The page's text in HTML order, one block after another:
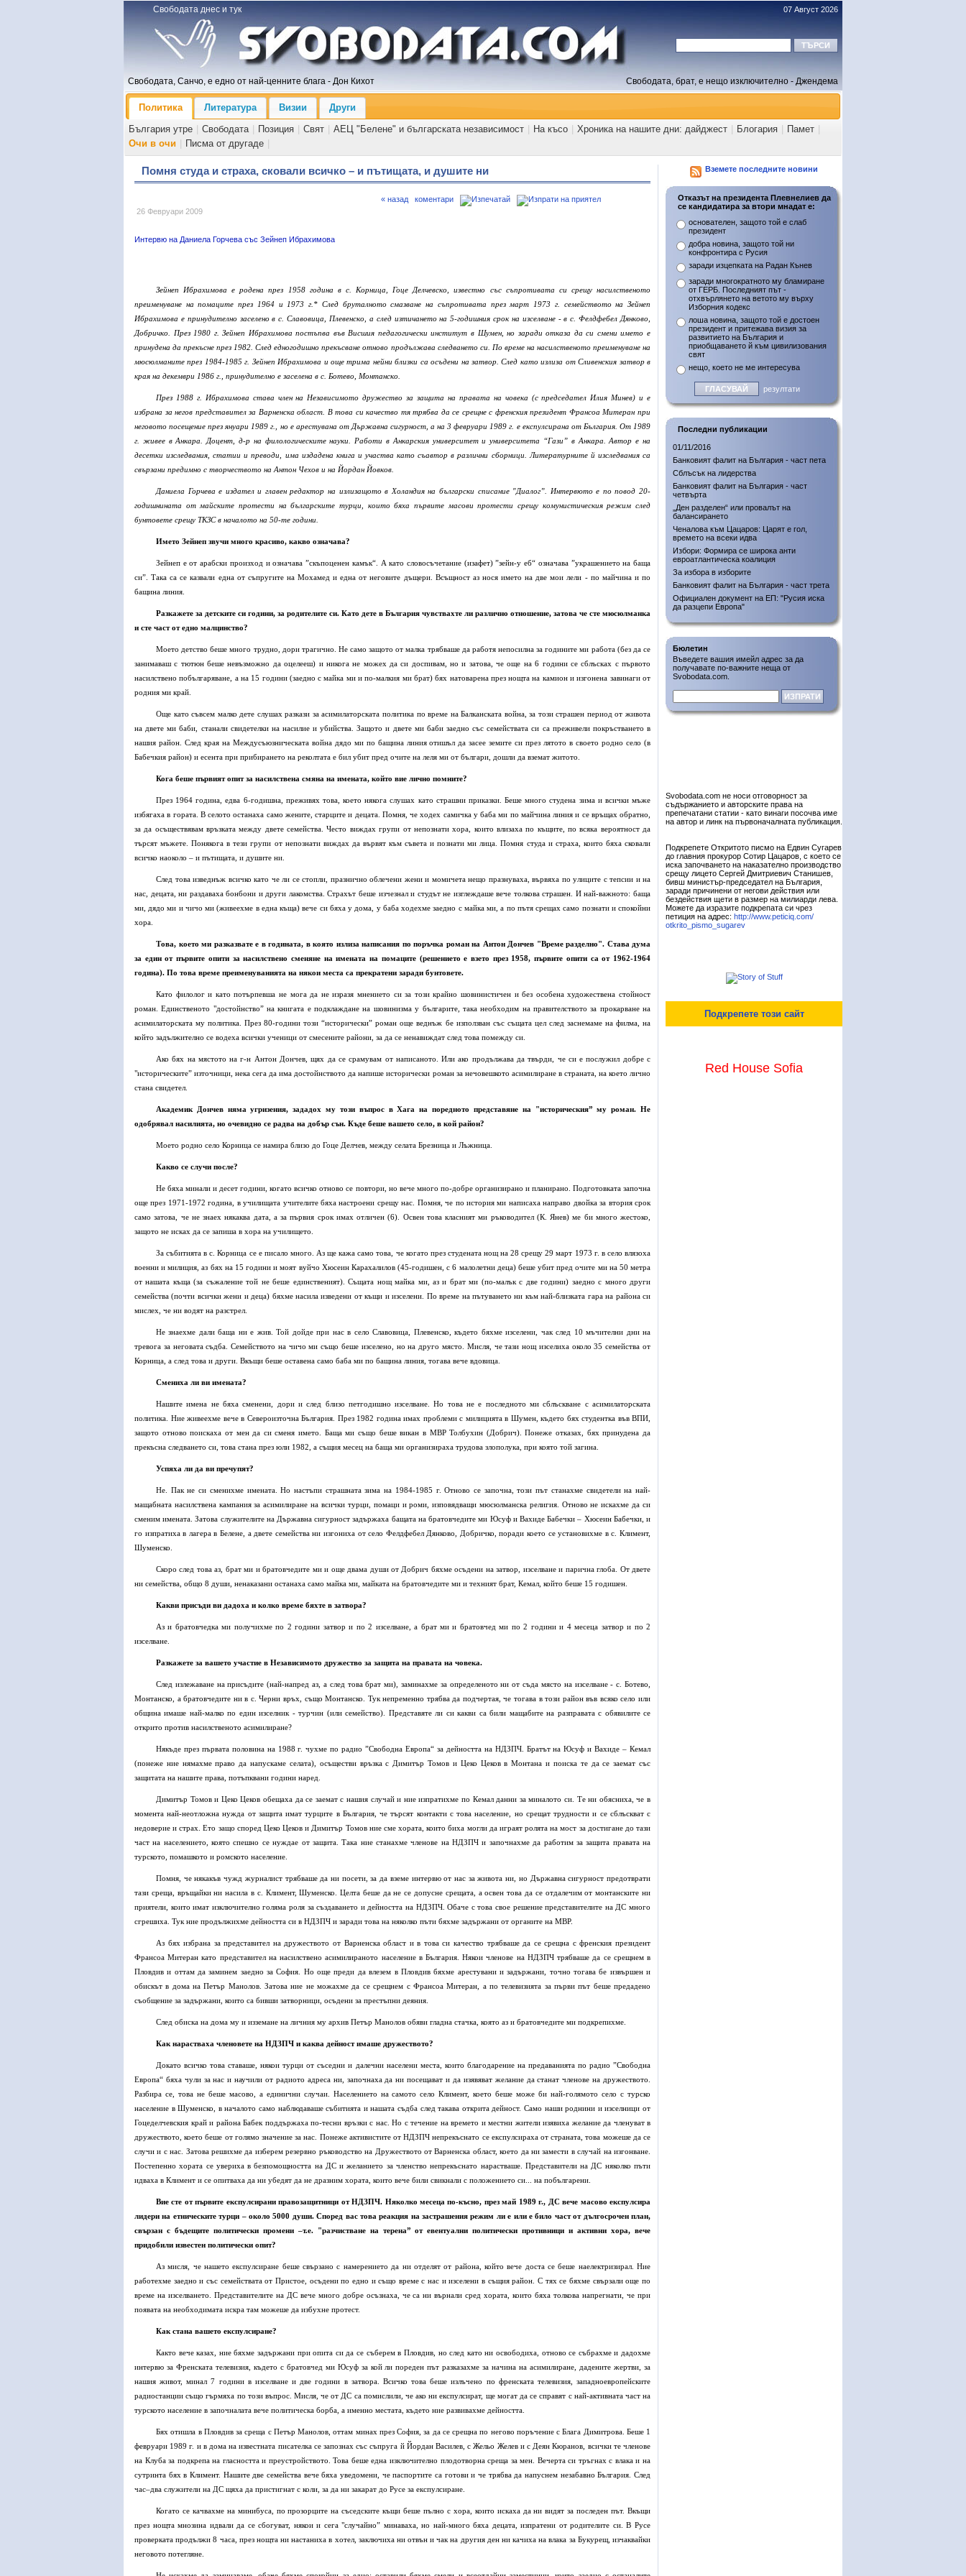
Свободата днес и тук 07 Август 2026
Свободата, Санчо, е едно от най-ценните блага - Дон Кихот Свободата, брат, е нещо изключително - Джендема
Политика Литература Визии
Други
България утре
Свободата Позиция Свят АЕЦ "Белене" и българската независимост На късо Хроника на нашите дни: дайджест Блогария Памет
Очи в очи
Писма от другаде
Помня студа и страха, сковали всичко – и пътищата, и душите ни
26 Февруари 2009
« назад коментари
Интервю на Даниела Горчева със Зейнеп Ибрахимова
Зейнеп Ибрахимова е родена през 1958 година в с. Корница, Гоце Делчевско, известно със съпротивата си срещу насилственото
преименуване на помаците през 1964 и 1973 г.* След бруталното смазване на съпротивата през март 1973 г. семейството на Зейнеп
Ибрахимова е принудително заселено в с. Славовица, Плевенско, а след изтичането на 5-годишния срок на изселване - в с. Фелдфебел Дянково,
Добричко. През 1980 г. Зейнеп Ибрахимова постъпва във Висшия педагогически институт в Шумен, но заради отказа да си смени името е
принудена да прекъсне през 1982. След едногодишно прекъсване отново продължава следването си. По време на насилственото преименуване на
мюсюлманите през 1984-1985 г. Зейнеп Ибрахимова и още трима нейни близки са осъдени на затвор. След като излиза от Сливенския затвор в
края на декември 1986 г., принудително е заселена в с. Ботево, Монтанско.
През 1988 г. Ибрахимова става член на Независимото дружество за защита на правата на човека (с председател Илия Минев) и е
избрана за негов представител за Варненска област. В това си качество тя трябва да се срещне с френския президент Франсоа Митеран при
неговото посещение през януари 1989 г., но е арестувана от Държавна сигурност, а на 3 февруари 1989 г. е експулсирана от България. От 1989
г. живее в Анкара. Доцент, д-р на филологическите науки. Работи в Анкарския университет и университета “Гази” в Анкара. Автор е на
десетки изследвания, статии и преводи, има издадена книга и участва като съавтор в различни сборници. Литературните й изследвания са
свързани предимно с творчеството на Антон Чехов и на Йордан Йовков.
Даниела Горчевае издател и главен редактор на излизащото в Холандия на български списание "Диалог”.
Интервюто е по повод 20-
годишнината от майските протести на българските турци, които бяха първите масови протести срещу комунистическия режим след
бунтовете срещу ТКЗС в началото на 50-те години.
Името Зейнеп звучи много красиво, какво означава?
Зейнеп е от арабски произход и означава ”скъпоценен камък“. А като словосъчетание (изафет) ”зейн-у еб“ означава ”украшението на баща
си”. Така са се казвали една от съпругите на Мохамед и една от неговите дъщери. Всъщност аз нося името на две мои лели - по майчина и по
бащина линия.
Разкажете за детските си години, за родителите си. Като дете в България чувствахте ли различно отношение, затова че сте мюсюлманка
и сте част от едно малцинство?
Моето детство беше много трудно, дори трагично. Не само защото от малка трябваше да работя непосилна за годините ми работа (без да се
занимаваш с тютюн беше невъзможно да оцелееш) и никога не можех да си доспивам, но и затова, че още на 6 години се сблъсках с първото
насилствено побългаряване, а на 15 години (заедно с майка ми и по-малкия ми брат) бях натоварена през нощта на камион и изгонена завинаги от
родния ми край.
Още като съвсем малко дете слушах разкази за асимилаторската политика по време на Балканската война, за този страшен период от живота
на двете ми баби, станали свидетелки на насилие и убийства. Защото и двете ми баби заедно със семействата си са преживели покръстването в
нашия район. След края на Междусъюзническата война дядо ми по бащина линия отишъл да засее земите си през лятото в своето родно село (в
Бабечкия район) и есента при прибирането на реколтата е бил убит пред очите на леля ми от българи, дошли да вземат житото.
Кога беше първият опит за насилствена смяна на имената, който вие лично помните?
През 1964 година, едва 6-годишна, преживях това, което някога слушах като страшни приказки. Беше много студена зима и всички мъже
избягаха в гората. В селото останаха само жените, старците и децата. Помня, че ходех самичка у баба ми по майчина линия и се връщах обратно,
за да осъществявам връзката между двете семейства. Често виждах групи от непознати хора, които влизаха по къщите, по всяка вероятност да
търсят мъжете. Понякога в тези групи от непознати виждах да вървят към съвета и познати ми лица. Помня студа и страха, които бяха сковали
всичко наоколо – и пътищата, и душите ни.
След това изведнъж всичко като че ли се стопли, празнично облечени жени и момичета нещо празнуваха, вървяха по улиците с тепсии и на
нас, децата, ни раздаваха бонбони и други лакомства. Страхът беше изчезнал и студът не изглеждаше вече толкова страшен. И най-важното: баща
ми, дядо ми и чичо ми (живеехме в една къща) вече си бяха у дома, у баба ходехме заедно с майка ми, а по пътя срещах само познати и спокойни
хора.
Това, което ми разказвате е в годината, в която излиза написания по поръчка роман на Антон Дончев "Време разделно". Става дума
за един от първите опити за насилствено сменяне на имената на помаците (решението е взето през 1958, първите опити са от 1962-1964
година). По това време преименуванията на някои места са прекратени заради бунтовете.
Като филолог и като потърпевша не мога да не изразя мнението си за този крайно шовинистичен и без особена художествена стойност
роман. Единственото "достойнство” на книгата е подклаждане на шовинизма у българите, така необходим на правителството за прокарване на
асимилаторската му политика. През 80-години този “исторически” роман още веднъж бе използван със същата цел след заснемаме на филма, на
който задължително се водеха всички ученици от смесените райони, за да се ненавиждат след това помежду си.
Ако бях на мястото на г-н Антон Дончев, щях да се срамувам от написаното. Или ако продължава да твърди, че си е послужил добре с
"историческите” източници, нека сега да има достойнството да напише исторически роман за нечовешкото асимилиране в страната, на което лично
стана свидетел.
Академик Дончев няма угризения, зададох му този въпрос в Хага на поредното представяне на "историческия” му роман. Не
одобрявал насилията, но очевидно се радва на добър сън. Къде беше вашето село, в кой район?
Моето родно село Корница се намира близо до Гоце Делчев, между селата Брезница и Лъжница.
Какво се случи после?
Не бяха минали и десет години, когато всичко отново се повтори, но вече много по-добре организирано и планирано. Подготовката започна
още през 1971-1972 година, в училищата учителите бяха настроени срещу нас. Помня, че по история ми написаха направо двойка за втория срок
само затова, че не знаех някаква дата, а за първия срок имах отличен (6). Освен това класният ми ръководител (К. Янев) ме би много жестоко,
защото не исках да се запиша в хора на училището.
За събитията в с. Корница се е писало много. Аз ще кажа само това, че когато през студената нощ на 28 срещу 29 март 1973 г. в село влязоха
военни и милиция, аз бях на 15 години и моят вуйчо Хюсеин Карахалилов (45-годишен, с 6 малолетни деца) беше убит пред очите ми на 50 метра
от нашата къща (за съжаление той не беше единственият). Същата нощ майка ми, аз и брат ми (по-малък с две години) заедно с много други
семейства (почти всички жени и деца) бяхме насила изведени от къщи и изселени. По време на пътуването ни към най-близката гара на района си
мислех, че ни водят на разстрел.
Не знаехме дали баща ни е жив. Той дойде при нас в село Славовица, Плевенско, където бяхме изселени, чак след 10 мъчителни дни на
тревога за неговата съдба. Семейството на чичо ми също беше изселено, но на друго място. Мисля, че тази нощ изселиха около 35 семейства от
Корница, а след това и други. Вкъщи беше оставена само баба ми по бащина линия, тогава вече вдовица.
Смениха ли ви имената?
Нашите имена не бяха сменени, дори и след близо петгодишно изселване. Но това не е последното ми сблъскване с асимилаторската
политика. Ние живеехме вече в Североизточна България. През 1982 година имах проблеми с милицията в Шумен, където бях студентка във ВПИ,
защото отново поискаха от мен да си сменя името. Баща ми също беше викан в МВР Толбухин (Добрич). Понеже отказах, бях принудена да
прекъсна следването си, това стана през юли 1982, а същия месец на баща ми организираха трудова злополука, при която той загина.
Успяха ли да ви пречупят?
Не. Пак не си сменихме имената. Но настъпи страшната зима на 1984-1985 г. Отново се започна, този път станахме свидетели на най-
мащабната насилствена кампания за асимилиране на всички турци, помаци и роми, изповядващи мюсюлманска религия. Отново не искахме да си
сменим имената. Затова служителите на Държавна сигурност задържаха бащата на братовчедите ми Юсуф и Вахиде Бабечки – Хюсеин Бабечки, и
го изпратиха в лагера в Белене, а двете семейства ни изгониха от село Фелдфебел Дянково, Добричко, поради което се установихме в с. Климент,
Шуменско.
Скоро след това аз, брат ми и братовчедите ми и още двама души от Добрич бяхме осъдени на затвор, изселване и парична глоба. От двете
ни семейства, общо 8 души, ненаказани останаха само майка ми, майката на братовчедите ми и техният брат, Кемал, който беше 15 годишен.
Какви присъди ви дадоха и колко време бяхте в затвора?
Аз и братовчедка ми получихме по 2 години затвор и по 2 изселване, а брат ми и братовчед ми по 2 години и 4 месеца затвор и по 2
изселване.
Разкажете за вашето участие в Независимото дружество за защита на правата на човека.
След излежаване на присъдите (най-напред аз, а след това брат ми), заминахме за определеното ни от съда място на изселване - с. Ботево,
Монтанско, а братовчедите ни в с. Черни връх, също Монтанско. Тук непременно трябва да подчертая, че тогава в този район във всяко село или
община имаше най-малко по един изселник - турчин (или семейство). Представяте ли си какви са били мащабите на разправата с обявилите се
открито против насилственото асимилиране?
Някъде през първата половина на 1988 г. чухме по радио ”Свободна Европа“ за дейността на НДЗПЧ. Братът на Юсуф и Вахиде – Кемал
(понеже ние нямахме право да напускаме селата), осъществи връзка с Димитър Томов и Цеко Цеков в Монтана и поиска те да се заемат със
защитата на нашите права, потъпквани години наред.
Димитър Томов и Цеко Цеков обещаха да се заемат с нашия случай и ние изпратихме по Кемал данни за миналото си. Те ни обясниха, че в
момента най-неотложна нужда от защита имат турците в България, че търсят контакти с това население, но срещат трудности и се сблъскват с
недоверие и страх. Ето защо според Цеко Цеков и Димитър Томов ние сме хората, които биха могли да играят ролята на мост за достигане до тази
част на населението, която спешно се нуждае от защита. Така ние станахме членове на НДЗПЧ и започнахме да работим за защита правата на
турското, помашкото и ромското население.
Помня, че някакъв чужд журналист трябваше да ни посети, за да вземе интервю от нас за живота ни, но Държавна сигурност предотврати
тази среща, връщайки ни насила в с. Климент, Шуменско. Целта беше да не се допусне срещата, а освен това да се отдалечим от монтанските ни
приятели, които имат изключително голяма роля за създаването и дейността на НДЗПЧ. Обаче с това свое решение представителите на ДС много
сгрешиха. Тук ние продължихме дейността си в НДЗПЧ и заради това на няколко пъти бяхме задържани от органите на МВР.
Аз бях избрана за представител на дружеството от Варненска област и в това си качество трябваше да се срещна с френския президент
Франсоа Митеран като представител на насилствено асимилираното население в България. Някои членове на НДЗПЧ трябваше да се срещнем в
Пловдив и оттам да заминем заедно за София. Но още преди да влезем в Пловдив бяхме арестувани и задържани, точно тогава бе извършен и
обискът в дома на Петър Манолов. Затова ние не можахме да се срещнем с Франсоа Митеран, а по телевизията за първи път беше предадено
съобщение за задържани, които са бивши затворници, осъдени за престъпни деяния.
След обиска на дома му и изземане на личния му архив Петър Манолов обяви гладна стачка, която аз и братовчедите ми подкрепихме.
Как нарастваха членовете на НДЗПЧ и каква дейност имаше дружеството?
Докато всичко това ставаше, някои турци от съседни и далечни населени места, които благодарение на предаванията по радио ”Свободна
Европа“ бяха чули за нас и научили от радиото адреса ни, започнаха да ни посещават и да изявяват желание да станат членове на дружеството.
Разбира се, това не беше масово, а единични случаи. Населението на самото село Климент, което беше може би най-голямото село с турско
население в Шуменско, в началото само наблюдаваше събитията и нашата съдба след такава открита дейност. Само наши роднини и изселници от
Гоцеделчевския край и района Бабек поддържаха по-тесни връзки с нас. Но с течение на времето и местни жители изявиха желание да членуват в
дружеството, което беше от голямо значение за нас. Понеже активистите от НДЗПЧ непрекъснато се експулсираха от страната, това можеше да се
случи и с нас. Затова решихме да изберем резервно ръководство на Дружеството от Варненска област, което да ни замести в случай на изгонване.
Постепенно хората се увериха в безпомощността на ДС и желанието за членство непрекъснато нарастваше. Представители на ДС няколко пъти
идваха в Климент и се опитваха да ни убедят да не дразним хората, които вече били свикнали с положението си... на побългарени.
Вие сте от първите експулсирани правозащитници от НДЗПЧ. Няколко месеца по-късно, през май 1989 г., ДС вече масово експулсира
лидери на етническите турци – около 5000 души. Според вас това реакция на застрашения режим ли е или е било част от дългосрочен план,
свързан с бъдещите политически промени –т.е. "разчистване на терена” от евентуални политически противници и активни хора, вече
придобили известен политически опит?
Аз мисля, че нашето експулсиране беше свързано с намерението да ни отделят от района, който вече доста се беше наелектризирал. Ние
работехме заедно и със семействата от Пристое, осъдени по едно и също време с нас и изселени в същия район. С тях се бяхме свързали още по
време на изселването. Представителите на ДС вече много добре осъзнаха, че са ни върнали сред хората, които бяха толкова напрегнати, че при
появата на необходимата искра там можеше да избухне протест.
Как стана вашето експулсиране?
Както вече казах, ние бяхме задържани при опита си да се съберем в Пловдив, но след като ни освободиха, отново се събрахме и дадохме
интервю за Френската телевизия, където с братовчед ми Юсуф за кой ли пореден път разказахме за начина на асимилиране, дадените жертви, за
нашия живот, минал 7 години в изселване и две години в затвора. Всичко това беше излъчено по френската телевизия, западноевропейските
радиостанции също гърмяха по този въпрос. Мисля, че от ДС са помислили, че ако ни експулсират, ще могат да се справят с най-активната част на
турското население в започналата вече политическа борба, а именно местата, където ние развивахме дейността.
Бях отишла в Пловдив за среща с Петър Манолов, оттам минах през София, за да се срещна по негово поръчение с Блага Димитрова. Беше 1
февруари 1989 г. и в дома на известната писателка се запознах със съпруга й Йордан Василев, с Жельо Желев и с Деян Кюранов, всички те членове
на Клуба за подкрепа на гласността и преустройството. Това беше една изключително плодотворна среща за мен. Вечерта си тръгнах с влака и на
сутринта бях в Климент. Нашите две семейства вече бяха уведомени, че паспортите са готови и че трябва да напуснем незабавно България. След
час–два служители на ДС щяха да пристигнат с коли, за да ни закарат до Русе за експулсиране.
Когато се качвахме на минибуса, по прозорците на съседските къщи беше пълно с хора, които искаха да ни видят за последен път. Вкъщи
през нощта мнозина идвали да се сбогуват, някои и сега "случайно” минаваха, но най-много бяха децата, изпратени от родителите си. В Русе
проверката продължи 8 часа, през нощта ни настаниха в хотел, заключиха ни отвън и чак на другия ден ни качиха на влака за Букурещ, изчаквайки
неговото потегляне.
Вземете последните новини
Отказът на президента Плевнелиев да
се кандидатира за втори мнадат е:
основателен, защото той е слаб
президент
добра новина, защото той ни
конфронтира с Русия
заради изцепката на Радан Кънев
заради многократното му бламиране
от ГЕРБ. Последният път -
отхвърлянето на ветото му върху
Изборния кодекс
лоша новина, защото той е достоен
президент и притежава визия за
развитието на България и
приобщаването й към цивилизования
свят
нещо, което не ме интересува
резултати
Последни публикации
01/11/2016
Банковият фалит на България - част пета
Сблъсък на лидерства
Банковият фалит на България - част
четвърта
„Ден разделен“ или провалът на
балансирането
Ченалова към Цацаров: Царят е гол,
времето на всеки идва
Избори: Формира се широка анти
евроатлантическа коалиция
За избора в изборите
Банковият фалит на България - част трета
Официален документ на ЕП: "Русия иска
да разцепи Европа"
Бюлетин
Въведете вашия имейл адрес за да
получавате по-важните неща от
Svobodata.com.
Svobodata.com не носи отговорност за
съдържанието и авторските права на
препечатани статии - като винаги посочва име
на автор и линк на първоначалната публикация.
Подкрепете Откритото писмо на Едвин Сугарев
до главния прокурор Сотир Цацаров, с което се
иска започването на наказателно производство
срещу лицето Сергей Дмитриевич Станишев,
бивш министър-председател на България,
заради причинени от негови действия или
бездействия щети в размер на милиарди лева.
Можете да изразите подкрепата си чрез
петиция на адрес: http://www.peticiq.com/
otkrito_pismo_sugarev
Подкрепете този сайт
Red House Sofia